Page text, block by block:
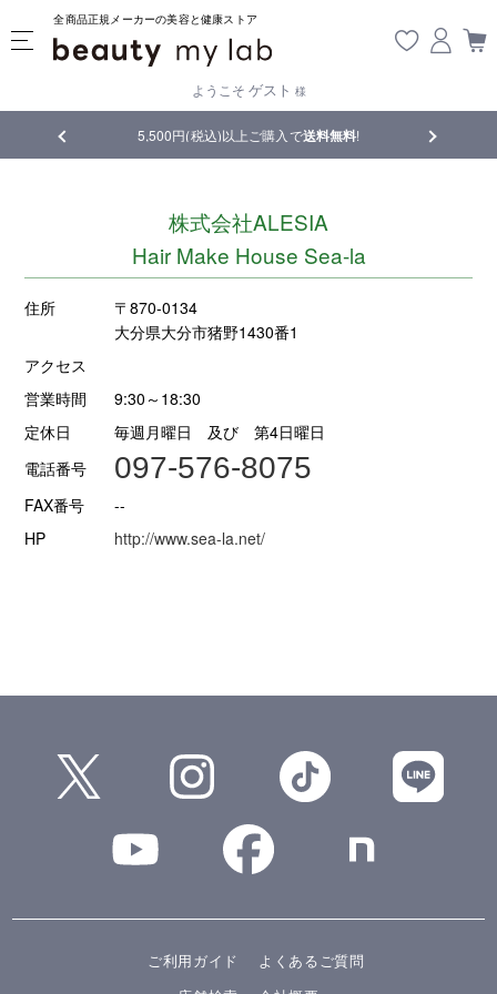
全商品正規メーカーの美容と健康ストア
ようこそ ゲスト 様
5,500円(税込)以上ご購入で送料無料! 【重要】
株式会社ALESIA
Hair Make House Sea-la
住所
〒870-0134
大分県大分市猪野1430番1
アクセス
営業時間
9:30～18:30
定休日
毎週月曜日 及び 第4日曜日
電話番号
097-576-8075
FAX番号
--
HP
http://www.sea-la.net/
ご利用ガイド
よくあるご質問